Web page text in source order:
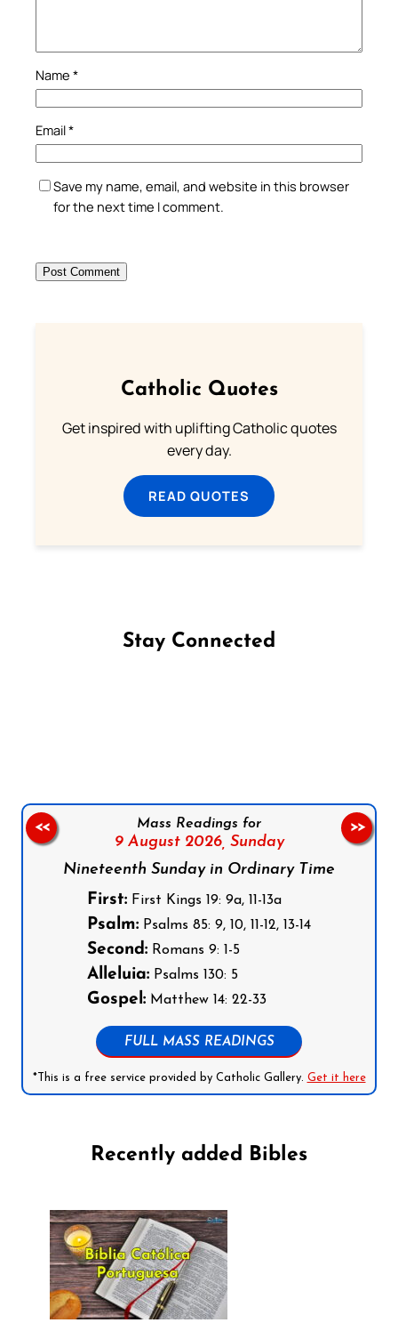
Name *
Email*
Save my name, email, and website in this browser
for the next time I comment.
Catholic Quotes
Get inspired with uplifting Catholic quotes
every day.
READ QUOTES
Stay Connected
Mass Readings for
9 August 2026, Sunday
Nineteenth Sunday in Ordinary Time
First: First Kings 19: 9a, 11-13a
Psalm: Psalms 85: 9, 10, 11-12, 13-14
Second: Romans 9: 1-5
Alleluia: Psalms 130: 5
Gospel: Matthew 14: 22-33
FULL MASS READINGS
*This is a free service provided by Catholic Gallery. Get it here
<< >>
Recently added Bibles